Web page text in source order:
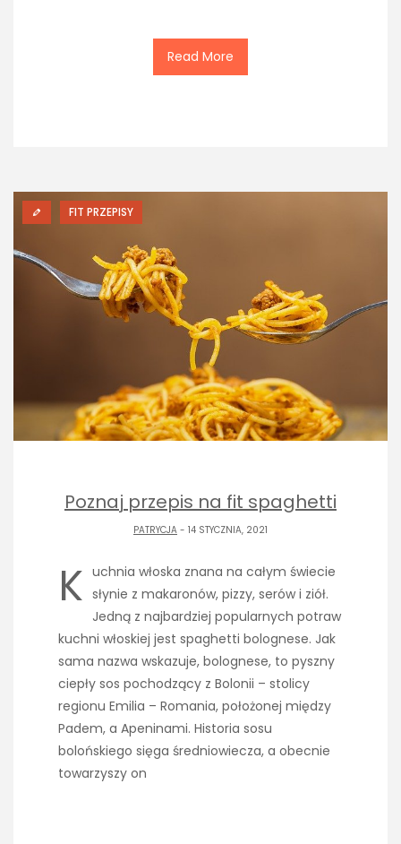
Read More
FIT PRZEPISY
Poznaj przepis na fit spaghetti
PATRYCJA - 14 STYCZNIA, 2021
K uchnia włoska znana na całym świecie
słynie z makaronów, pizzy, serów i ziół.
Jedną z najbardziej popularnych potraw
kuchni włoskiej jest spaghetti bolognese. Jak
sama nazwa wskazuje, bolognese, to pyszny
ciepły sos pochodzący z Bolonii – stolicy
regionu Emilia – Romania, położonej między
Padem, a Apeninami. Historia sosu
bolońskiego sięga średniowiecza, a obecnie
towarzyszy on